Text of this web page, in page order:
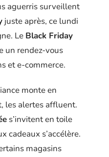
aguerris surveillent
juste après, ce lundi
Le Black Friday
un rendez-vous
et e-commerce.
monte en
les alertes affluent.
s’invitent en toile
cadeaux s’accélère.
magasins